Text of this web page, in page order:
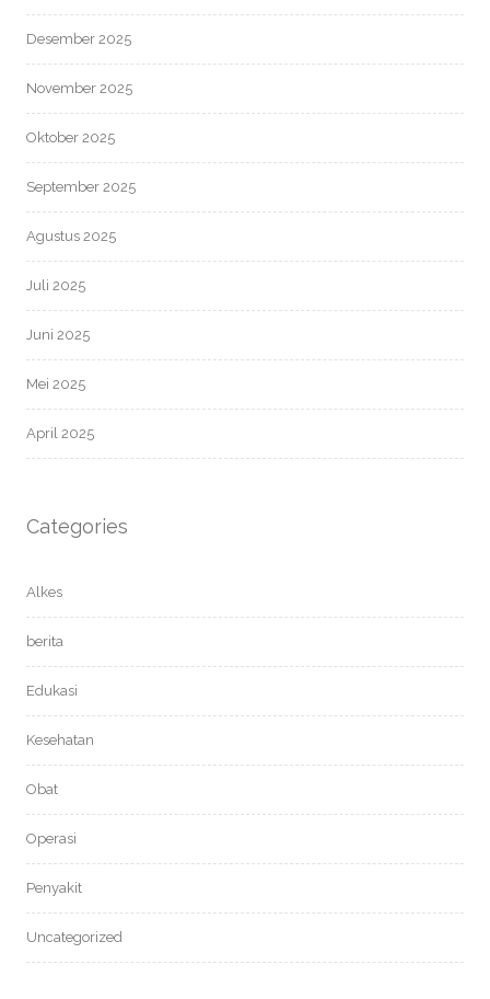
Desember 2025
November 2025
Oktober 2025
September 2025
Agustus 2025
Juli 2025
Juni 2025
Mei 2025
April 2025
Categories
Alkes
berita
Edukasi
Kesehatan
Obat
Operasi
Penyakit
Uncategorized